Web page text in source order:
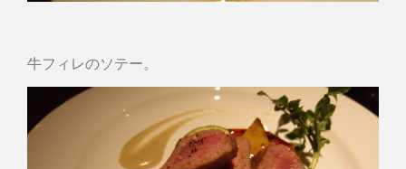
牛フィレのソテー。